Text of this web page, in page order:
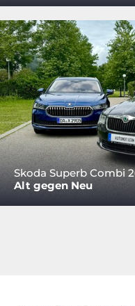
Skoda Superb Combi
Alt gegen Neu